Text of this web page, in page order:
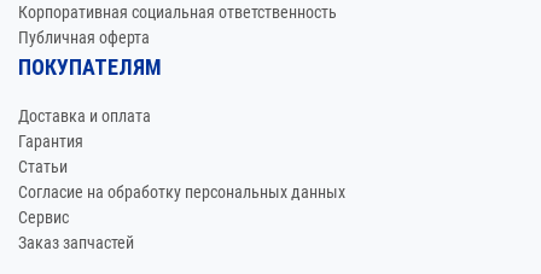
Корпоративная социальная ответственность
Публичная оферта
ПОКУПАТЕЛЯМ
Доставка и оплата
Гарантия
Статьи
Согласие на обработку персональных данных
Сервис
Заказ запчастей